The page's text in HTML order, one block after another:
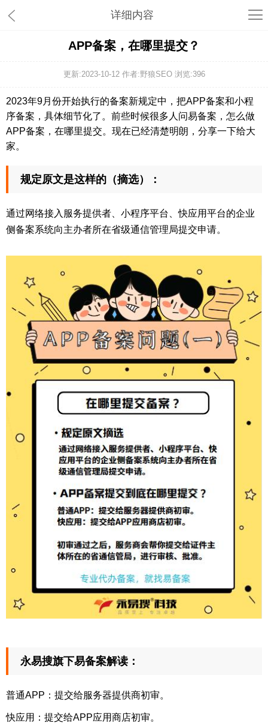
详细内容
APP备案，在哪里提交？
更新:2023-10-12 作者:野狼SEO 浏览:396
2023年9月份开始执行的备案新规定中，把APP备案和小程
序备案，具体细节化了。前些时候很多人问易备案，怎么做
APP备案，在哪里提交。现在已经清楚明朗，分享一下给大
家。
规定原文是这样的（摘选）：
通过网络接入服务提供者、小程序平台、快应用平台的企业
侧备案系统向主办者所在省级通信管理局提交申请。
永易搜旗下易备案解读：
普通APP：提交给服务器提供商初审。
快应用：提交给APP应用商店初审。